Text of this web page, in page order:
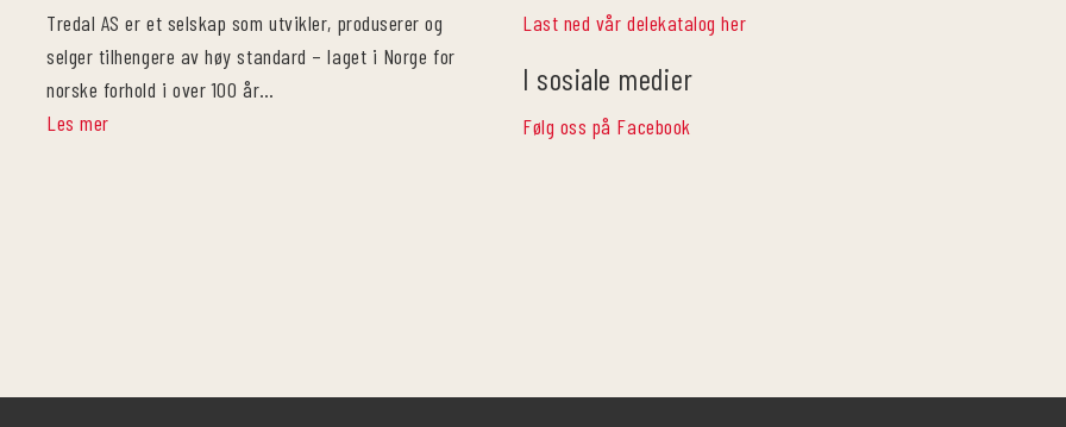
Tredal AS er et selskap som utvikler, produserer og
selger tilhengere av høy standard – laget i Norge for
norske forhold i over 100 år…
Les mer
Last ned vår delekatalog her
I sosiale medier
Følg oss på Facebook